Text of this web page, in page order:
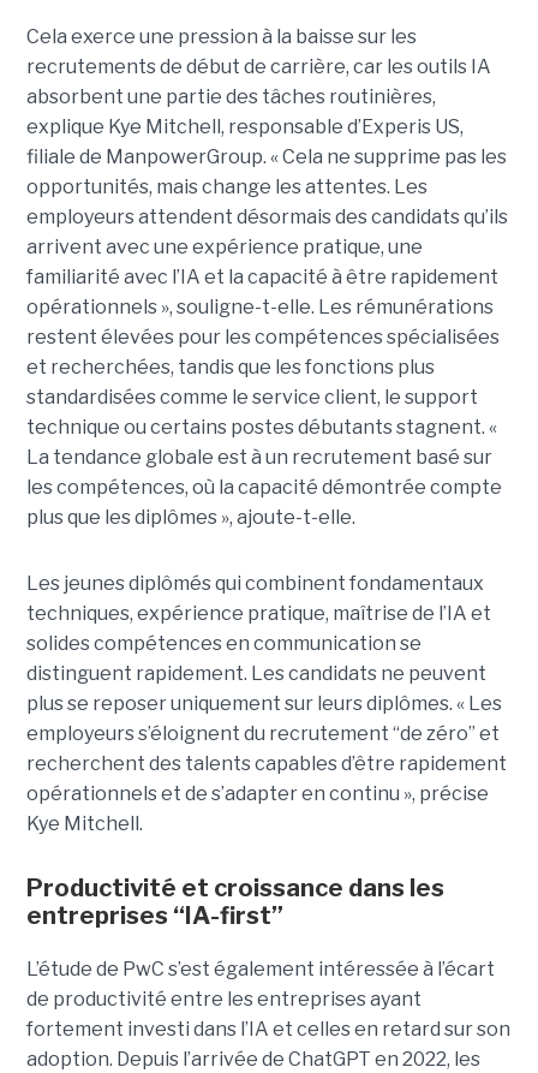
Cela exerce une pression à la baisse sur les
recrutements de début de carrière, car les outils IA
absorbent une partie des tâches routinières,
explique Kye Mitchell, responsable d’Experis US,
filiale de ManpowerGroup. « Cela ne supprime pas les
opportunités, mais change les attentes. Les
employeurs attendent désormais des candidats qu’ils
arrivent avec une expérience pratique, une
familiarité avec l’IA et la capacité à être rapidement
opérationnels », souligne-t-elle. Les rémunérations
restent élevées pour les compétences spécialisées
et recherchées, tandis que les fonctions plus
standardisées comme le service client, le support
technique ou certains postes débutants stagnent. «
La tendance globale est à un recrutement basé sur
les compétences, où la capacité démontrée compte
plus que les diplômes », ajoute-t-elle.
Les jeunes diplômés qui combinent fondamentaux
techniques, expérience pratique, maîtrise de l’IA et
solides compétences en communication se
distinguent rapidement. Les candidats ne peuvent
plus se reposer uniquement sur leurs diplômes. « Les
employeurs s’éloignent du recrutement “de zéro” et
recherchent des talents capables d’être rapidement
opérationnels et de s’adapter en continu », précise
Kye Mitchell.
Productivité et croissance dans les
entreprises “IA-first”
L’étude de PwC s’est également intéressée à l’écart
de productivité entre les entreprises ayant
fortement investi dans l’IA et celles en retard sur son
adoption. Depuis l’arrivée de ChatGPT en 2022, les